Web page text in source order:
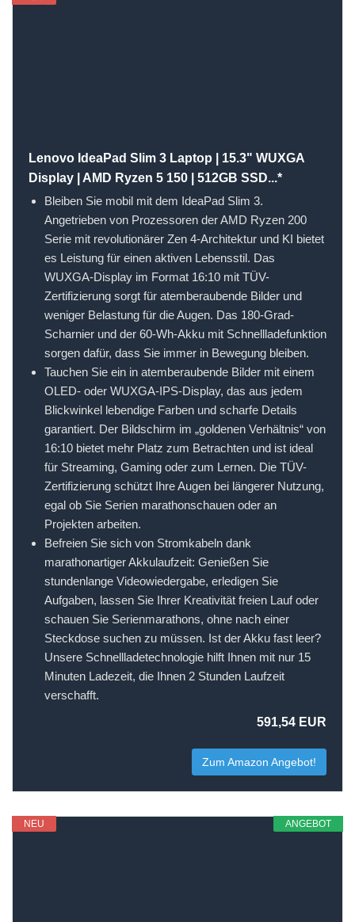
Lenovo IdeaPad Slim 3 Laptop | 15.3" WUXGA
Display | AMD Ryzen 5 150 | 512GB SSD...*
Bleiben Sie mobil mit dem IdeaPad Slim 3.
Angetrieben von Prozessoren der AMD Ryzen 200
Serie mit revolutionärer Zen 4-Architektur und KI bietet
es Leistung für einen aktiven Lebensstil. Das
WUXGA-Display im Format 16:10 mit TÜV-
Zertifizierung sorgt für atemberaubende Bilder und
weniger Belastung für die Augen. Das 180-Grad-
Scharnier und der 60-Wh-Akku mit Schnellladefunktion
sorgen dafür, dass Sie immer in Bewegung bleiben.
Tauchen Sie ein in atemberaubende Bilder mit einem
OLED- oder WUXGA-IPS-Display, das aus jedem
Blickwinkel lebendige Farben und scharfe Details
garantiert. Der Bildschirm im „goldenen Verhältnis“ von
16:10 bietet mehr Platz zum Betrachten und ist ideal
für Streaming, Gaming oder zum Lernen. Die TÜV-
Zertifizierung schützt Ihre Augen bei längerer Nutzung,
egal ob Sie Serien marathonschauen oder an
Projekten arbeiten.
Befreien Sie sich von Stromkabeln dank
marathonartiger Akkulaufzeit: Genießen Sie
stundenlange Videowiedergabe, erledigen Sie
Aufgaben, lassen Sie Ihrer Kreativität freien Lauf oder
schauen Sie Serienmarathons, ohne nach einer
Steckdose suchen zu müssen. Ist der Akku fast leer?
Unsere Schnellladetechnologie hilft Ihnen mit nur 15
Minuten Ladezeit, die Ihnen 2 Stunden Laufzeit
verschafft.
591,54 EUR
Zum Amazon Angebot!
ANGEBOT
NEU